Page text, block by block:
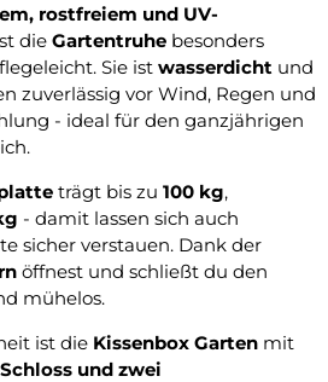
rostfreiem und UV-
die Gartentruhe besonders
Sie ist wasserdicht und
zuverlässig vor Wind, Regen und
- ideal für den ganzjährigen
trägt bis zu 100 kg,
- damit lassen sich auch
sicher verstauen. Dank der
öffnest und schließt du den
mühelos.
ist die Kissenbox Garten mit
und zwei